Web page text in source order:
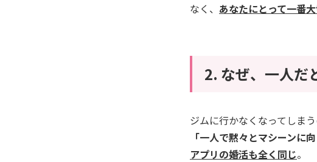
なく、 あなたにとって一番大
2. なぜ、一人だ
ジムに行かなくなってしま
「一人で黙々とマシーンに
アプリの婚活も全く同じ。